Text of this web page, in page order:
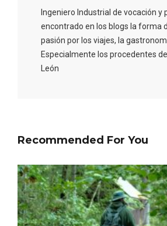
Ingeniero Industrial de vocación y
encontrado en los blogs la forma
pasión por los viajes, la
Especialmente los procedentes
León
Recommended For You
Roa